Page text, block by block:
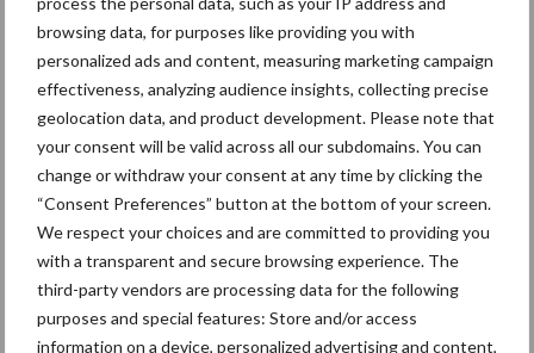
browsing data, for purposes like providing you with
personalized ads and content, measuring marketing campaign
effectiveness, analyzing audience insights, collecting precise
geolocation data, and product development. Please note that
your consent will be valid across all our subdomains. You can
change or withdraw your consent at any time by clicking the
“Consent Preferences” button at the bottom of your screen.
We respect your choices and are committed to providing you
with a transparent and secure browsing experience. The
third-party vendors are processing data for the following
purposes and special features: Store and/or access
information on a device, personalized advertising and content,
jaar een gekende naam binnen zijn sector in West-Vlaanderen.
Wat begonnen is als een klein ...Lees meer
20 januari 2020